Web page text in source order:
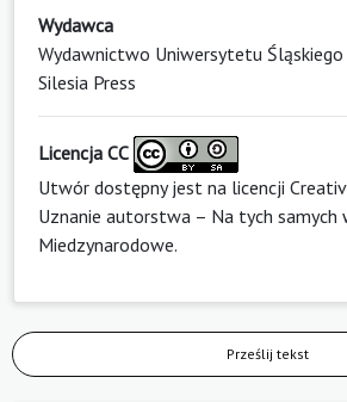
Wydawca
Wydawnictwo Uniwersytetu
Silesia Press
Licencja CC
Utwór dostępny jest na licencji
Uznanie autorstwa – Na tych samych
Miedzynarodowe.
Prześlij tekst